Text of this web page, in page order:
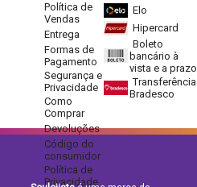
Política de
Vendas
Entrega
Formas de
Pagamento
Segurança e
Privacidade
Como
Comprar
Devoluções
Código do
consumidor
Política de
Privacidade
Elo
Hipercard
Boleto
bancário à
vista e a prazo
Transferência
Bradesco